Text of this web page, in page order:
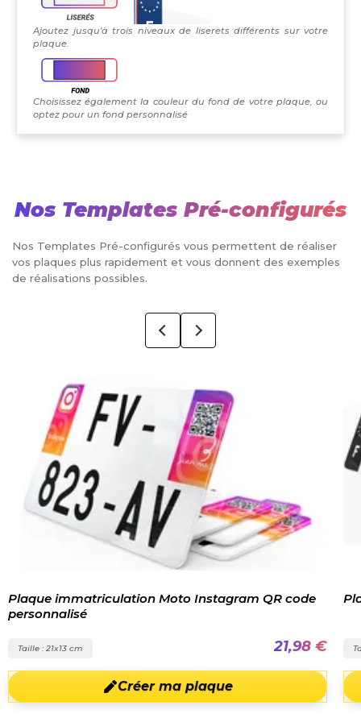
Ajoutez jusqu'à trois niveaux de liserets différents sur votre
plaque.
Choisissez également la couleur du fond de votre plaque, ou
optez pour un fond personnalisé
Nos Templates Pré-configurés
Nos Templates Pré-configurés vous permettent de réaliser
vos plaques plus rapidement et vous donnent des exemples
de réalisations possibles.
Plaque immatriculation Moto Instagram QR code
personnalisé
Taille : 21x13 cm 21,98 €
Créer ma plaque